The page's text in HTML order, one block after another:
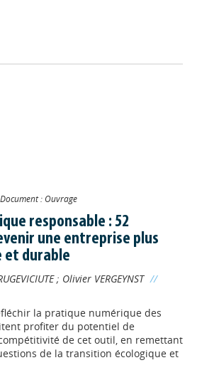
Document : Ouvrage
responsable : 52
une entreprise plus
et durable
; Olivier VERGEYNST //
la pratique numérique des
profiter du potentiel de
de cet outil, en remettant
de la transition écologique et